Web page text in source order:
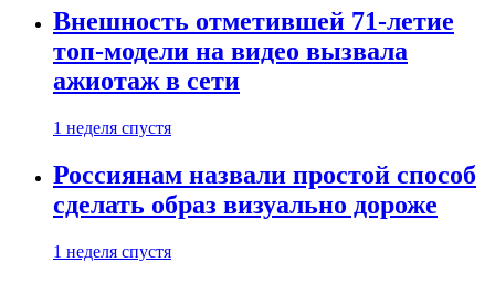
Внешность отметившей 71-летие
топ-модели на видео вызвала
ажиотаж в сети
1 неделя спустя
Россиянам назвали простой способ
сделать образ визуально дороже
1 неделя спустя